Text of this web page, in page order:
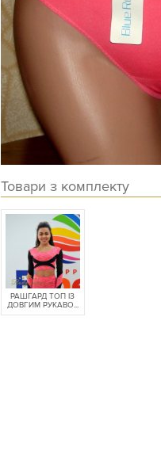
Товари з комплекту
РАШГАРД ТОП ІЗ
ДОВГИМ РУКАВО...